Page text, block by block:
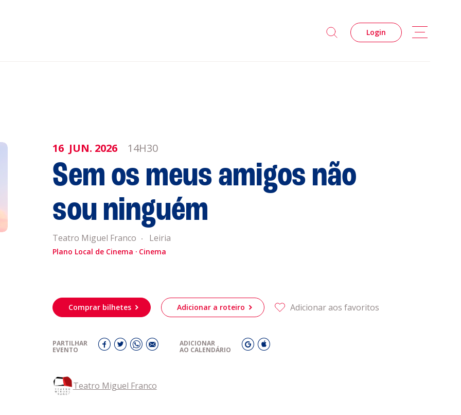
Login
Agenda
a
Desportivos
Política de Privacidade
Política de Cookies
Acompanhe a Leiria Agenda
16 JUN. 2026 14H30
Sem os meus amigos não
sou ninguém
Teatro Miguel Franco Leiria
Plano Local de Cinema Cinema
Comprar bilhetes Adicionar a roteiro Adicionar aos favoritos
PARTILHAR
EVENTO
ADICIONAR
AO CALENDÁRIO
Teatro Miguel Franco